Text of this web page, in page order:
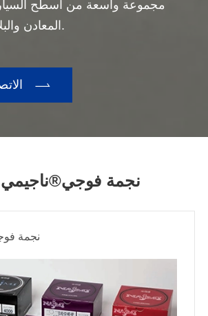
مجموعة واسعة من أسطح
المعادن والبلاستيك والمركبات.

نجمة فوجي®ناجيمي
نجمة